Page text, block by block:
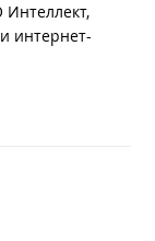
Интеллект,
интернет-